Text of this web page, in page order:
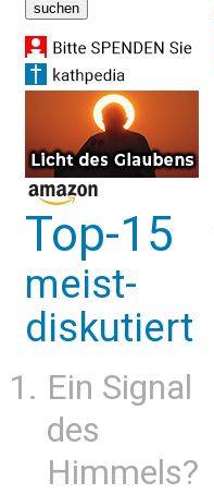
Top-15
meist-
diskutiert
Ein Signal
des
Himmels?